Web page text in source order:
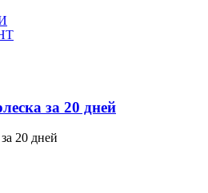
за 20 дней
20 дней